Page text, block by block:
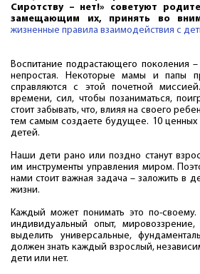
Сиротству – нет!» советуют
замещающим их, принять во
жизненные правила взаимодействия с
Воспитание подрастающего поколения –
непростая. Некоторые мамы и папы
справляются с этой почетной
времени, сил, чтобы позаниматься,
стоит забывать, что, влияя на своего
тем самым создаете будущее. 10 ценных
детей.
Наши дети рано или поздно станут
им инструменты управления миром.
нами стоит важная задача – заложить в
жизни.
Каждый может понимать это по-
индивидуальный опыт,
выделить универсальные,
должен знать каждый взрослый,
дети или нет.